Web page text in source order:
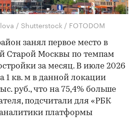
/ Shutterstock / FOTODOM
занял первое место в
Старой Москвы по темпам
за месяц. В июле 2026
1 кв. м в данной локации
руб., что на 75,4% больше
подсчитали для «РБК
платформы